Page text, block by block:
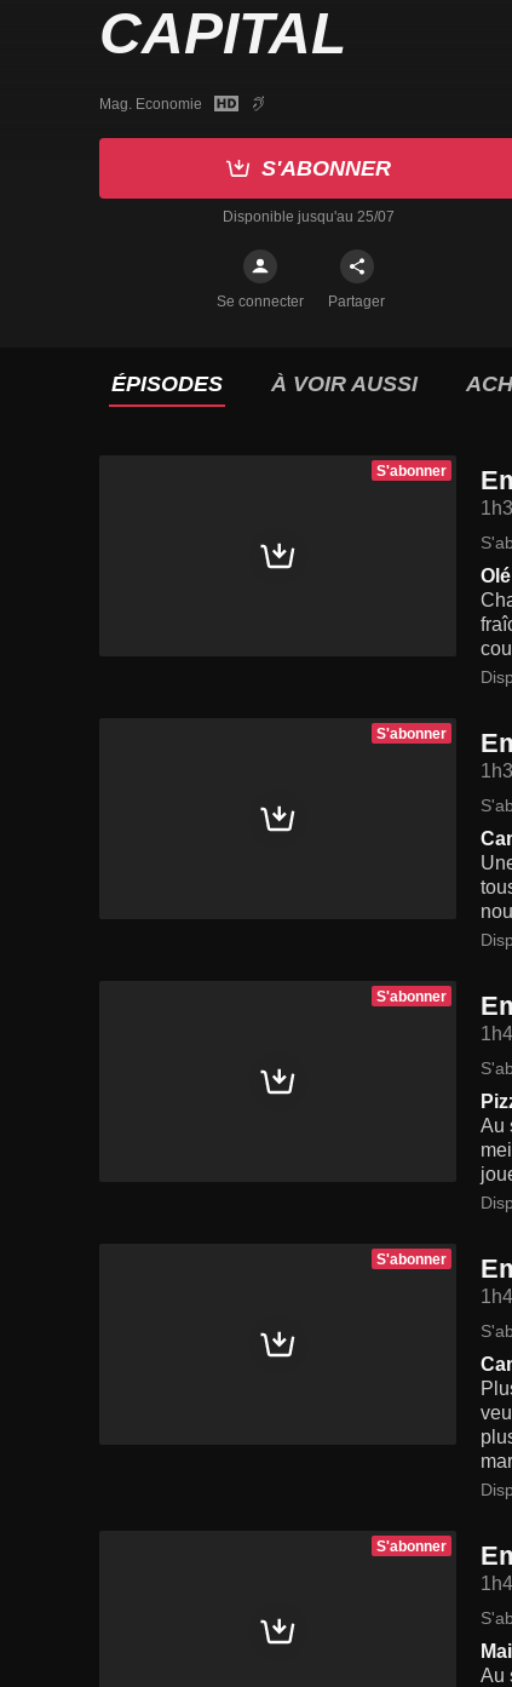
CAPITAL
Mag. Economie
S'ABONNER
Disponible jusqu'au 25/07
Se connecter Partager
ÉPISODES À VOIR AUSSI
S'abonner
S'abonner
S'abonner
Au
S'abonner
S'abonner
Au